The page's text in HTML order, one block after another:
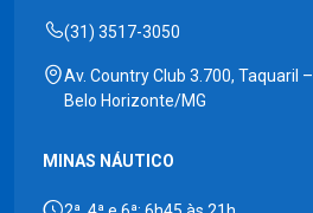
(31) 3517-3050
Av. Country Club 3.700, Taquaril –
Belo Horizonte/MG
MINAS NÁUTICO